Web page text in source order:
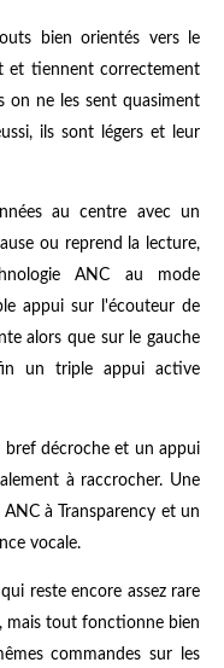
bien orientés vers le
et tiennent correctement
on ne les sent quasiment
ils sont légers et leur
au centre avec un
ou reprend la lecture,
ANC au mode
appui sur l'écouteur de
alors que sur le gauche
un triple appui active
bref décroche et un appui
à raccrocher. Une
à Transparency et un
vocale.
reste encore assez rare
mais tout fonctionne bien
commandes sur les